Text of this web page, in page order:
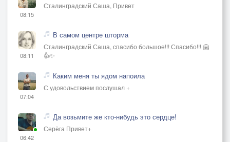
08:15
Сталинградский Саша, Привет
08:11
В самом центре шторма
Сталинградский Саша, спасибо большое!!! Спасибо!!! 🤗
👍✨
07:04
Каким меня ты ядом напоила
С удовольствием послушал +
06:42
Да возьмите же кто-нибудь это сердце!
Серёга Привет+